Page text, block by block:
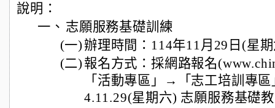
說明：
一、 志願服務基礎訓練
(一)辦理時間：114年11月29日(星
(二) 報名方式：採網路報名
「活動專區」→「志工培訓專
4.11.29(星期六) 志願服務基礎